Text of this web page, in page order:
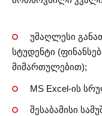
უმაღლესი
სტუდენტი
მიმართულებით);
MS Excel-ის
შესაბამისი